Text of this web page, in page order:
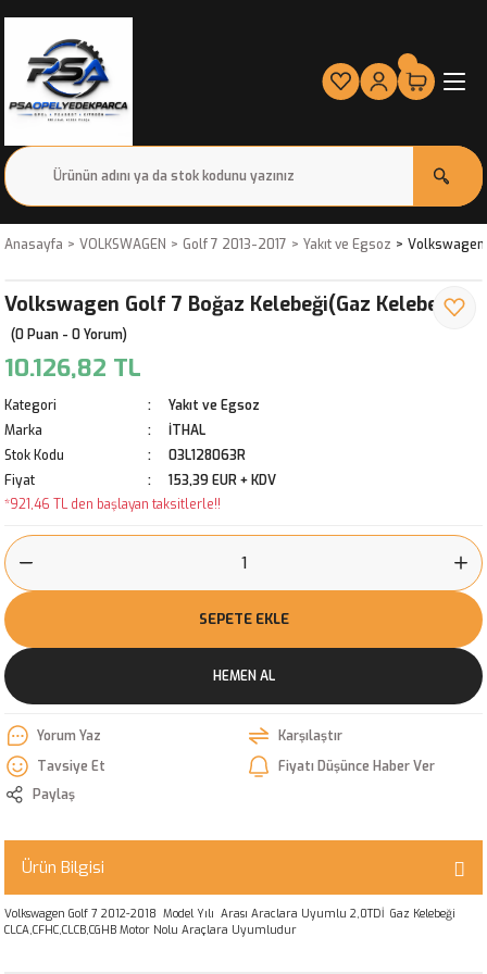
Anasayfa VOLKSWAGEN Golf 7 2013-2017 Yakıt ve Egsoz Volkswagen
Volkswagen Golf 7 Boğaz Kelebeği(Gaz Kelebeği)
(0 Puan - 0 Yorum)
10.126,82 TL
Kategori
Yakıt ve Egsoz
Marka
İTHAL
Stok Kodu
03L128063R
Fiyat
153,39 EUR + KDV
*921,46 TL den başlayan taksitlerle!!
SEPETE EKLE
HEMEN AL
Yorum Yaz
Karşılaştır
Tavsiye Et
Fiyatı Düşünce Haber Ver
Paylaş
Ürün Bilgisi
Volkswagen Golf 7 2012-2018 Model Yılı Arası Araclara Uyumlu 2,0TDİ Gaz Kelebeği
CLCA,CFHC,CLCB,CGHB Motor Nolu Araçlara Uyumludur